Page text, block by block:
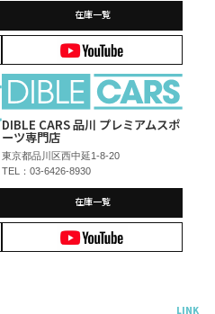
在庫一覧
DIBLE CARS 品川 プレミアムスポ
ーツ専門店
東京都品川区西中延1-8-20
TEL：03-6426-8930
在庫一覧